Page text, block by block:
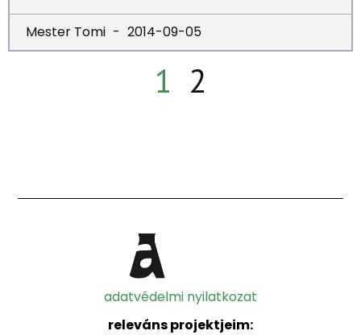
Mester Tomi 2014-09-05
1 2
adatvédelmi nyilatkozat
releváns projektjeim: